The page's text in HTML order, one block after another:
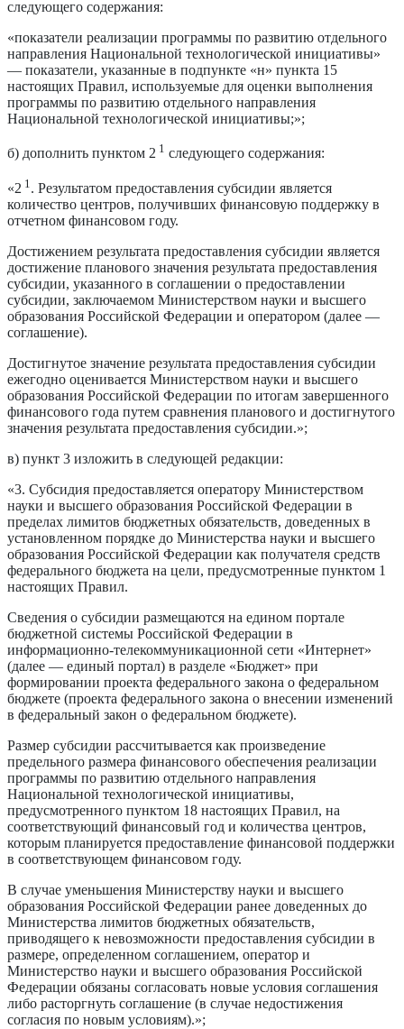
следующего содержания:
«показатели реализации программы по развитию отдельного
направления Национальной технологической инициативы»
— показатели, указанные в подпункте «н» пункта 15
настоящих Правил, используемые для оценки выполнения
программы по развитию отдельного направления
Национальной технологической инициативы;»;
б) дополнить пунктом 2 1 следующего содержания:
«2 1 . Результатом предоставления субсидии является
количество центров, получивших финансовую поддержку в
отчетном финансовом году.
Достижением результата предоставления субсидии является
достижение планового значения результата предоставления
субсидии, указанного в соглашении о предоставлении
субсидии, заключаемом Министерством науки и высшего
образования Российской Федерации и оператором (далее —
соглашение).
Достигнутое значение результата предоставления субсидии
ежегодно оценивается Министерством науки и высшего
образования Российской Федерации по итогам завершенного
финансового года путем сравнения планового и достигнутого
значения результата предоставления субсидии.»;
в) пункт 3 изложить в следующей редакции:
«3. Субсидия предоставляется оператору Министерством
науки и высшего образования Российской Федерации в
пределах лимитов бюджетных обязательств, доведенных в
установленном порядке до Министерства науки и высшего
образования Российской Федерации как получателя средств
федерального бюджета на цели, предусмотренные пунктом 1
настоящих Правил.
Сведения о субсидии размещаются на едином портале
бюджетной системы Российской Федерации в
информационно-телекоммуникационной сети «Интернет»
(далее — единый портал) в разделе «Бюджет» при
формировании проекта федерального закона о федеральном
бюджете (проекта федерального закона о внесении изменений
в федеральный закон о федеральном бюджете).
Размер субсидии рассчитывается как произведение
предельного размера финансового обеспечения реализации
программы по развитию отдельного направления
Национальной технологической инициативы,
предусмотренного пунктом 18 настоящих Правил, на
соответствующий финансовый год и количества центров,
которым планируется предоставление финансовой поддержки
в соответствующем финансовом году.
В случае уменьшения Министерству науки и высшего
образования Российской Федерации ранее доведенных до
Министерства лимитов бюджетных обязательств,
приводящего к невозможности предоставления субсидии в
размере, определенном соглашением, оператор и
Министерство науки и высшего образования Российской
Федерации обязаны согласовать новые условия соглашения
либо расторгнуть соглашение (в случае недостижения
согласия по новым условиям).»;